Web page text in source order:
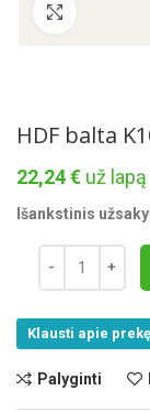
HDF balta
22,24€ už lapą
Išankstinis
Klausti apie prekę
Palyginti